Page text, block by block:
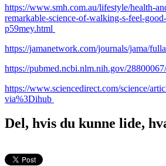
https://www.smh.com.au/lifestyle/health-
remarkable-science-of-walking-s-feel-
p59mey.html
https://jamanetwork.com/journals/jama/
https://pubmed.ncbi.nlm.nih.gov/28800067/
https://www.sciencedirect.com/science/
via%3Dihub
Del, hvis du kunne lide,